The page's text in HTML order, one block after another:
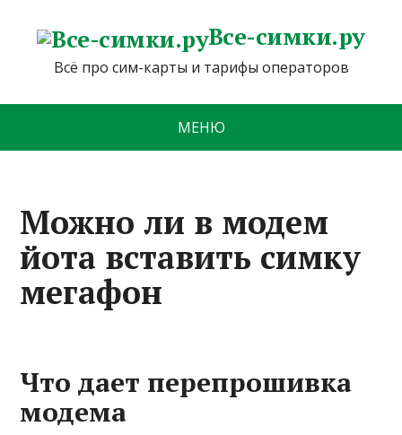
Все-симки.ру
Всё про сим-карты и тарифы операторов
МЕНЮ
Можно ли в модем
йота вставить симку
мегафон
Что дает перепрошивка
модема